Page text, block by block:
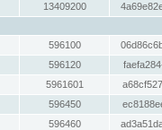
13409200
596100
596120
5961601
596450
596460